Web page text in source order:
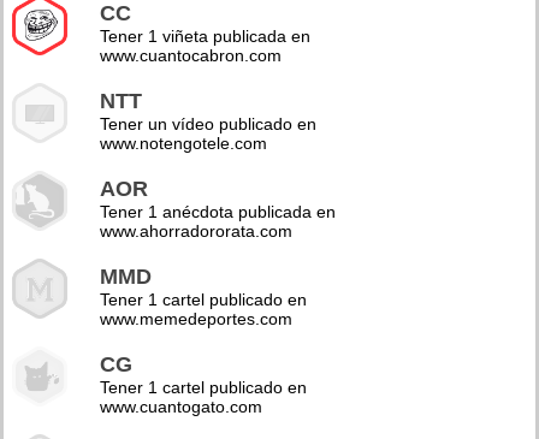
CC
Tener 1 viñeta publicada en
www.cuantocabron.com
NTT
Tener un vídeo publicado en
www.notengotele.com
AOR
Tener 1 anécdota publicada en
www.ahorradororata.com
MMD
Tener 1 cartel publicado en
www.memedeportes.com
CG
Tener 1 cartel publicado en
www.cuantogato.com